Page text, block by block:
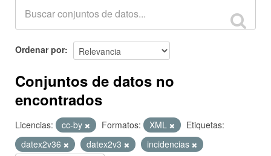
Ordenar por
Conjuntos de datos no
encontrados
Licencias: cc-by Formatos: XML
Etiquetas:
datex2v36
datex2v3
incidencias